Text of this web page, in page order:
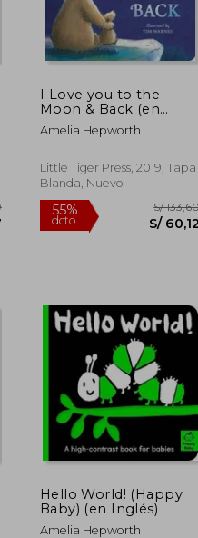
I Love you to the
Moon & Back (en
Inglés)
Amelia Hepworth
Little Tiger Press, 2019, Tapa
Blanda, Nuevo
55%
dcto.
Hello World! (Happy
Baby) (en Inglés)
Amelia Hepworth